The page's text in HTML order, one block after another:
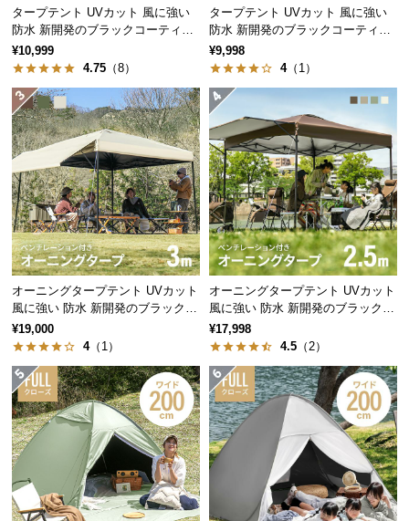
い
て
搬
入
経
路
に
つ
い
て
返
キ
ャ
ン
セ
ル
に
つ
保
タープテント UVカット 風に強い
防水 新開発のブラックコーティン
グタイプも 3m
¥10,999
4.75 （8）
タープテント UVカット 風に強い
防水 新開発のブラックコーティン
グタイプも 2.5m
¥9,998
4（1）
オーニングタープテント UVカット
風に強い 防水 新開発のブラックコ
ーティングタイプも 3m
¥19,000
4（1）
オーニングタープテント UVカット
風に強い 防水 新開発のブラックコ
ーティングタイプも 2.5m
¥17,998
4.5 （2）